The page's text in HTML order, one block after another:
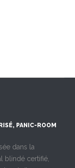
PANIC-ROOM
dans la
blindé certifié,